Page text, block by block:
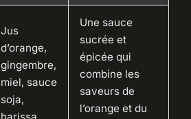
Jus
d’orange,
gingembre,
miel, sauce
soja,
Une sauce
sucrée et
épicée qui
combine les
saveurs de
l’orange et du